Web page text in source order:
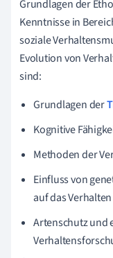
Grundlagen der
Kenntnisse in
soziale
Evolution von
sind:
Grundlagen der
Kognitive
Methoden der
Einfluss von
auf das Verhalten
Artenschutz und